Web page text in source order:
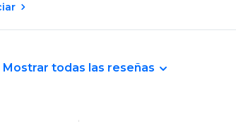
Mostrar todas las reseñas